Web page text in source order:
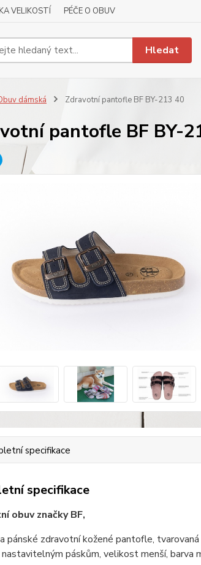
VELIKOSTÍ PÉČE O OBUV
Hledat
dámská Zdravotní pantofle BF BY-213 40
pantofle BF BY-
specifikace
specifikace
obuv značky BF,
pánské zdravotní kožené pantofle,
páskům, velikost menší, barva